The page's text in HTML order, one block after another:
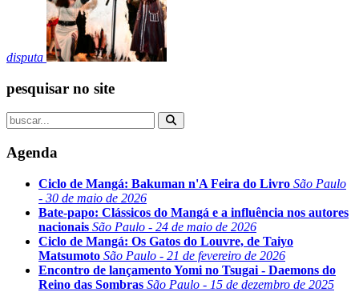
disputa
pesquisar no site
Agenda
Ciclo de Mangá: Bakuman n'A Feira do Livro São Paulo
- 30 de maio de 2026
Bate-papo: Clássicos do Mangá e a influência nos autores
nacionais São Paulo - 24 de maio de 2026
Ciclo de Mangá: Os Gatos do Louvre, de Taiyo
Matsumoto São Paulo - 21 de fevereiro de 2026
Encontro de lançamento Yomi no Tsugai - Daemons do
Reino das Sombras São Paulo - 15 de dezembro de 2025